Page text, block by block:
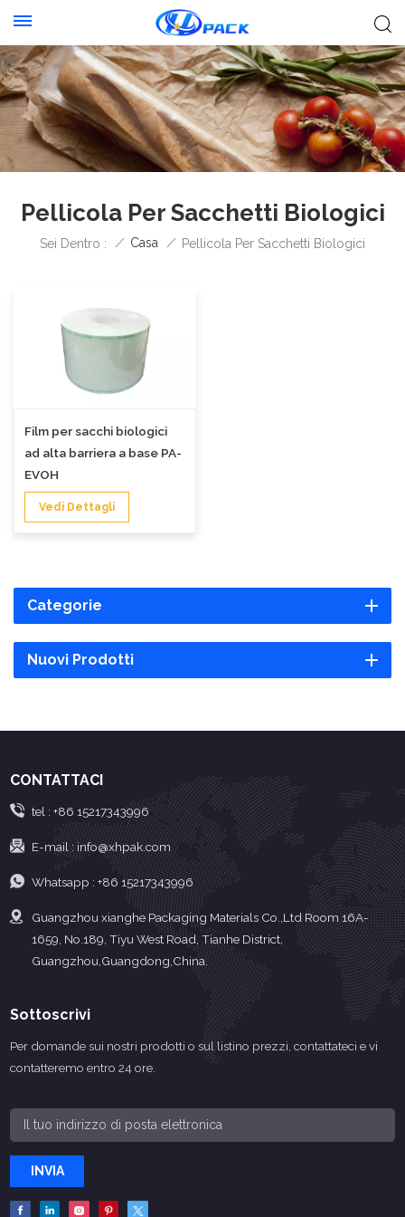
Pellicola Per Sacchetti Biologici
Sei Dentro : / Casa / Pellicola Per Sacchetti Biologici
Film per sacchi biologici
ad alta barriera a base PA-
EVOH
Vedi Dettagli
Categorie
Nuovi Prodotti
CONTATTACI
tel : +86 15217343996
E-mail :info@xhpak.com
Whatsapp : +86 15217343996
Guangzhou xianghe Packaging Materials Co.,Ltd Room 16A-
1659, No.189, Tiyu West Road, Tianhe District,
Guangzhou,Guangdong,China.
Sottoscrivi
Per domande sui nostri prodotti o sul listino prezzi, contattateci e vi
contatteremo entro 24 ore.
INVIA